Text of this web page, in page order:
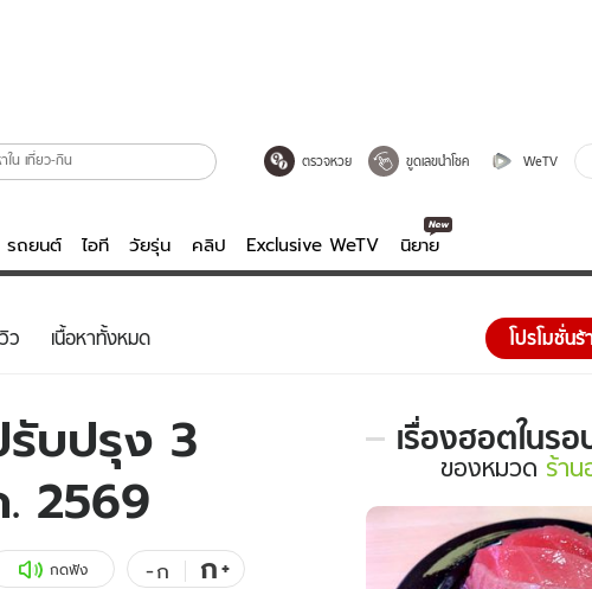
ตรวจหวย ขูดเลขนำโชค WeTV
รถยนต์ ไอที วัยรุ่น คลิป Exclusive WeTV นิยาย
ตล์
ดูทีวี
ความรู้ร
ฮาวทู
ว เนื้อหาทั้งหมด โปรโมชั่น
บปรุง 3
2569
กดฟัง -ก ก+
เรื่องฮอตในร
เรื่อง
ใน
ของหมวด ร้าน